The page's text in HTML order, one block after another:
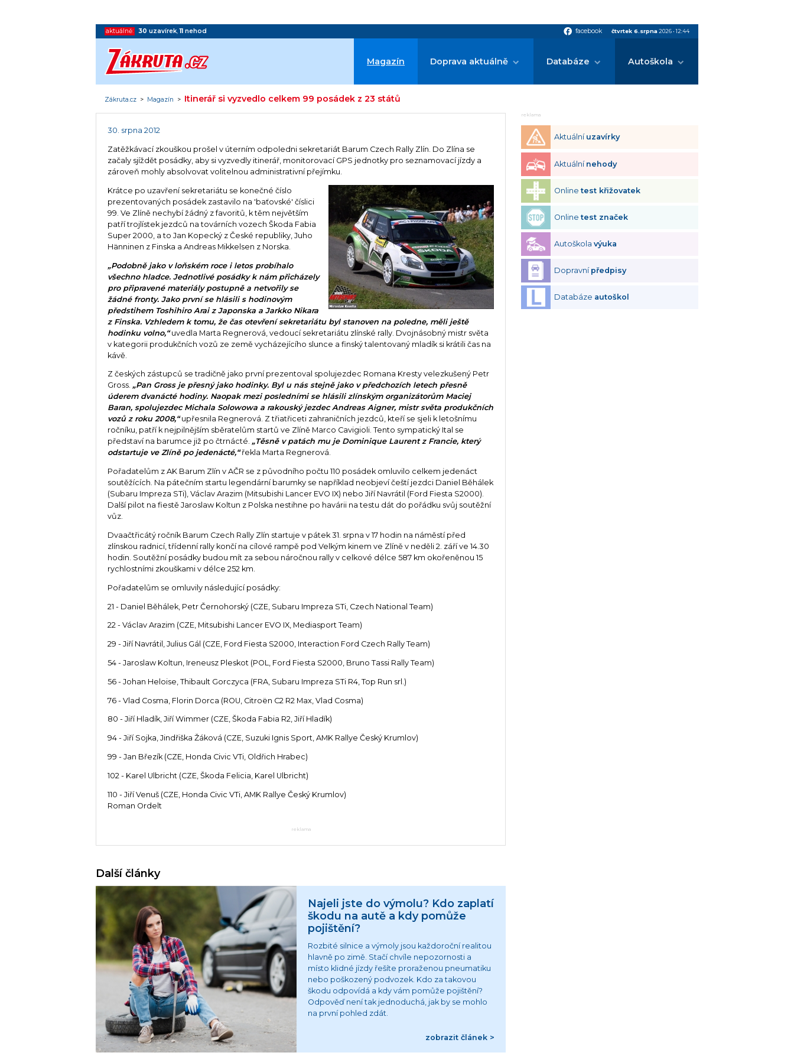
aktuálně: 30 uzavírek,11 nehod facebook facebook čtvrtek 6.srpna 2026•12:44
Magazín Doprava aktuálně Databáze Autoškola
Zákruta.cz > Magazín > Itinerář si vyzvedlo celkem 99 posádek z 23 států
30. srpna 2012
Zatěžkávací zkouškou prošel v úterním odpoledni sekretariát Barum Czech Rally Zlín. Do Zlína se
začaly sjíždět posádky, aby si vyzvedly itinerář, monitorovací GPS jednotky pro seznamovací jízdy a
zároveň mohly absolvovat volitelnou administrativní přejímku.
Krátce po uzavření sekretariátu se konečné číslo
prezentovaných posádek zastavilo na 'baťovské' číslici
99. Ve Zlíně nechybí žádný z favoritů, k těm největším
patří trojlístek jezdců na továrních vozech Škoda Fabia
Super 2000, a to Jan Kopecký z České republiky, Juho
Hänninen z Finska a Andreas Mikkelsen z Norska.
„Podobně jako v loňském roce i letos probíhalo
všechno hladce. Jednotlivé posádky k nám přicházely
pro připravené materiály postupně a netvořily se
žádné fronty. Jako první se hlásili s hodinovým
předstihem Toshihiro Arai z Japonska a Jarkko Nikara
z Finska. Vzhledem k tomu, že čas otevření sekretariátu byl stanoven na poledne, měli ještě
hodinku volno,“uvedla Marta Regnerová, vedoucí sekretariátu zlínské rally. Dvojnásobný mistr světa
v kategorii produkčních vozů ze země vycházejícího slunce a finský talentovaný mladík si krátili čas na
kávě.
Z českých zástupců se tradičně jako první prezentoval spolujezdec Romana Kresty velezkušený Petr
Gross.„Pan Gross je přesný jako hodinky. Byl u nás stejně jako v předchozích letech přesně
úderem dvanácté hodiny. Naopak mezi posledními se hlásili zlínským organizátorům Maciej
Baran, spolujezdec Michala Solowowa a rakouský jezdec Andreas Aigner, mistr světa produkčních
vozů z roku 2008,“upřesnila Regnerová. Z třiatřiceti zahraničních jezdců, kteří se sjeli k letošnímu
ročníku, patří k nejpilnějším sběratelům startů ve Zlíně Marco Cavigioli. Tento sympatický Ital se
představí na barumce již po čtrnácté.„Těsně v patách mu je Dominique Laurent z Francie, který
odstartuje ve Zlíně po jedenácté,“řekla Marta Regnerová.
Pořadatelům z AK Barum Zlín v AČR se z původního počtu 110 posádek omluvilo celkem jedenáct
soutěžících. Na pátečním startu legendární barumky se například neobjeví čeští jezdci Daniel Běhálek
(Subaru Impreza STi), Václav Arazim (Mitsubishi Lancer EVO IX) nebo Jiří Navrátil (Ford Fiesta S2000).
Další pilot na fiestě Jaroslaw Koltun z Polska nestihne po havárii na testu dát do pořádku svůj soutěžní
vůz.
Dvaačtřicátý ročník Barum Czech Rally Zlín startuje v pátek 31. srpna v 17 hodin na náměstí před
zlínskou radnicí, třídenní rally končí na cílové rampě pod Velkým kinem ve Zlíně v neděli 2. září ve 14.30
hodin. Soutěžní posádky budou mít za sebou náročnou rally v celkové délce 587 km okořeněnou 15
rychlostními zkouškami v délce 252 km.
Pořadatelům se omluvily následující posádky:
21 - Daniel Běhálek, Petr Černohorský (CZE, Subaru Impreza STi, Czech National Team)
22 - Václav Arazim (CZE, Mitsubishi Lancer EVO IX, Mediasport Team)
29 - Jiří Navrátil, Julius Gál (CZE, Ford Fiesta S2000, Interaction Ford Czech Rally Team)
54 - Jaroslaw Koltun, Ireneusz Pleskot (POL, Ford Fiesta S2000, Bruno Tassi Rally Team)
56 - Johan Heloise, Thibault Gorczyca (FRA, Subaru Impreza STi R4, Top Run srl.)
76 - Vlad Cosma, Florin Dorca (ROU, Citroën C2 R2 Max, Vlad Cosma)
80 - Jiří Hladík, Jiří Wimmer (CZE, Škoda Fabia R2, Jiří Hladík)
94 - Jiří Sojka, Jindřiška Žáková (CZE, Suzuki Ignis Sport, AMK Rallye Český Krumlov)
99 - Jan Březík (CZE, Honda Civic VTi, Oldřich Hrabec)
102 - Karel Ulbricht (CZE, Škoda Felicia, Karel Ulbricht)
110 - Jiří Venuš (CZE, Honda Civic VTi, AMK Rallye Český Krumlov)
Roman Ordelt
reklama
Další články
Najeli jste do výmolu? Kdo zaplatí
škodu na autě a kdy pomůže
pojištění?
Rozbité silnice a výmoly jsou každoroční realitou
hlavně po zimě. Stačí chvíle nepozornosti a
místo klidné jízdy řešíte proraženou pneumatiku
nebo poškozený podvozek. Kdo za takovou
škodu odpovídá a kdy vám pomůže pojištění?
Odpověď není tak jednoduchá, jak by se mohlo
na první pohled zdát.
zobrazit článek >
reklama
Aktuální uzavírky
Aktuální nehody
Onlinetest křižovatek
Onlinetest značek
Autoškolavýuka
Dopravní předpisy
Databáze autoškol